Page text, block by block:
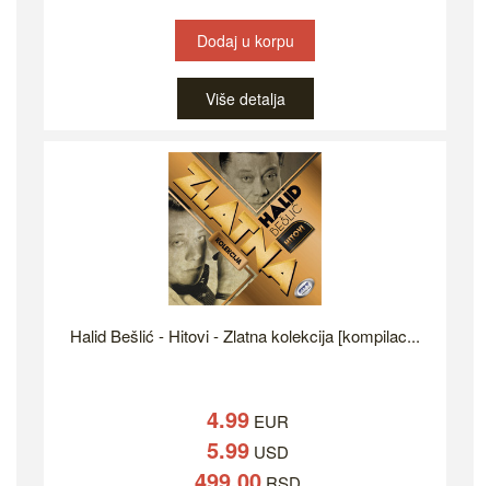
Dodaj u korpu
Više detalja
Halid Bešlić - Hitovi - Zlatna kolekcija [kompilac...
4.99 EUR
5.99 USD